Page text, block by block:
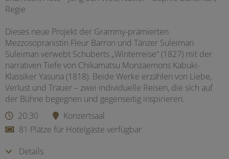
Regie
Dieses neue Projekt der Grammy-prämierten
Mezzosopranistin Fleur Barron und Tänzer Suleiman
Suleiman verwebt Schuberts „Winterreise“ (1827) mit der
narrativen Tiefe von Chikamatsu Monzaemons Kabuki-
Klassiker Yasuna (1818). Beide Werke erzählen von Liebe,
Verlust und Trauer – zwei individuelle Reisen, die sich auf
der Bühne begegnen und gegenseitig inspirieren.
20:30
Konzertsaal
81 Plätze für Hotelgäste verfügbar
Details